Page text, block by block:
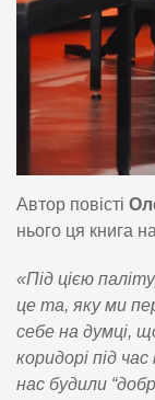
Автор повісті
нього ця книга
«Під цією
це та, яку ми
себе на думці,
коридорі під
нас будили